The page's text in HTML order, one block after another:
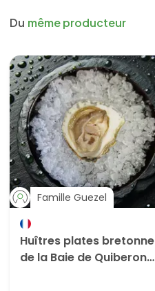
Du même producteur
Famille Guezel
Huîtres plates bretonne
de la Baie de Quiberon